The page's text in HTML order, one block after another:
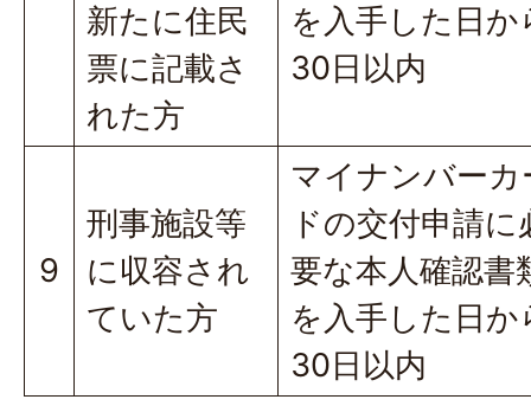
新たに住民
票に記載さ
れた方
を入手した日か
30日以内
9
刑事施設等
に収容され
ていた方
マイナンバーカ
ドの交付申請に
要な本人確認書
を入手した日か
30日以内